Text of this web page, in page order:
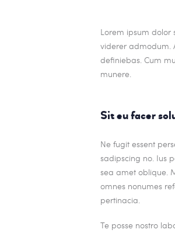
Lorem ipsum dolor
viderer admodum.
definiebas. Cum
munere.
Sit eu facer
Ne fugit essent
sadipscing no. Ius
sea amet oblique.
omnes nonumes
pertinacia.
Te posse nostro